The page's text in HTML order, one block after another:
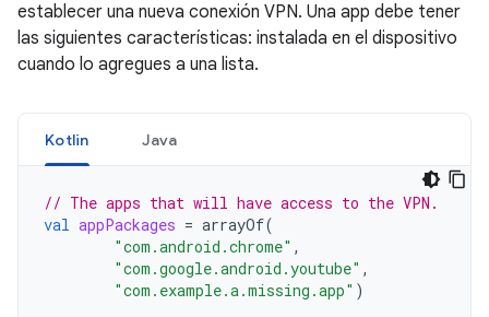
establecer una nueva conexión VPN. Una app debe tener
las siguientes características: instalada en el dispositivo
cuando lo agregues a una lista.
Kotlin Java
// The apps that will have access to the VPN.
val appPackages = arrayOf(
"com.android.chrome" ,
"com.google.android.youtube" ,
"com.example.a.missing.app" )